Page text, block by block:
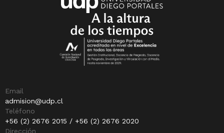
Email
admision@udp.cl
Teléfono
+56 (2) 2676 2015 / +56 (2) 2676 2020
Dirección